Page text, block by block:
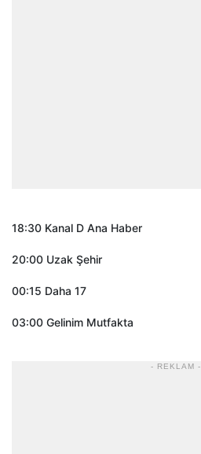
18:30 Kanal D Ana Haber
20:00 Uzak Şehir
00:15 Daha 17
03:00 Gelinim Mutfakta
- REKLAM -